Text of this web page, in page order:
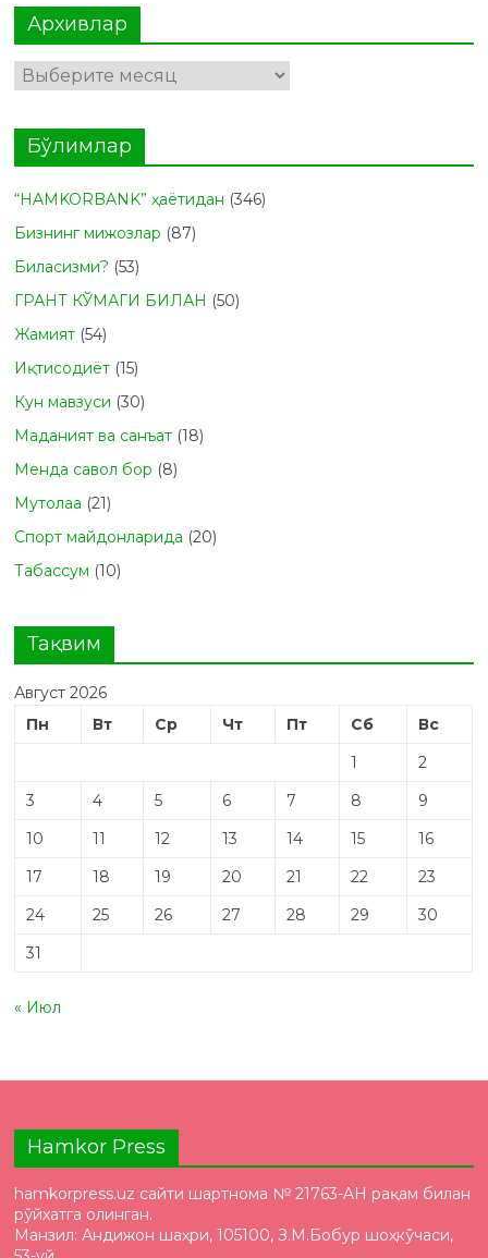
Архивлар
Архивлар
Бўлимлар
“HAMKORBANK” ҳаётидан (346)
Бизнинг мижозлар (87)
Биласизми? (53)
ГРАНТ КЎМАГИ БИЛАН (50)
Жамият (54)
Иқтисодиёт (15)
Кун мавзуси (30)
Маданият ва санъат (18)
Менда савол бор (8)
Мутолаа (21)
Спорт майдонларида (20)
Табасcум (10)
Тақвим
Август 2026
Пн
Вт Ср Чт Пт Сб
Вс
1
2
3
4 5 6 7 8
9
10
11 12 13 14 15
16
17
18 19 20 21 22
23
24
25 26 27 28 29
30
31
« Июл
Hamkor Press
hamkorpress.uz сайти шартнома № 21763-AH рақам билан
рўйхатга олинган.
Манзил: Андижон шаҳри, 105100, З.М.Бобур шоҳкўчаси,